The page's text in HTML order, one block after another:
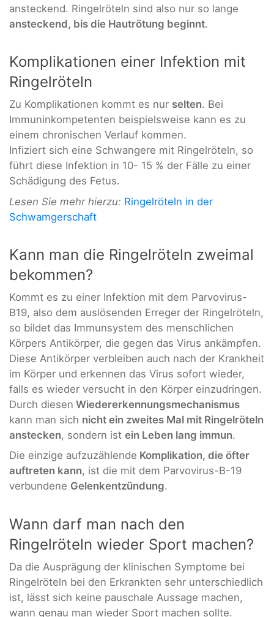
ansteckend. Ringelröteln sind also nur so lange
ansteckend, bis die Hautrötung beginnt.
Komplikationen einer Infektion mit
Ringelröteln
Zu Komplikationen kommt es nur selten. Bei
Immuninkompetenten beispielsweise kann es zu
einem chronischen Verlauf kommen.
Infiziert sich eine Schwangere mit Ringelröteln, so
führt diese Infektion in 10- 15 % der Fälle zu einer
Schädigung des Fetus.
Lesen Sie mehr hierzu: Ringelröteln in der
Schwamgerschaft
Kann man die Ringelröteln zweimal
bekommen?
Kommt es zu einer Infektion mit dem Parvovirus-
B19, also dem auslösenden Erreger der Ringelröteln,
so bildet das Immunsystem des menschlichen
Körpers Antikörper, die gegen das Virus ankämpfen.
Diese Antikörper verbleiben auch nach der Krankheit
im Körper und erkennen das Virus sofort wieder,
falls es wieder versucht in den Körper einzudringen.
Durch diesen Wiedererkennungsmechanismus
kann man sich nicht ein zweites Mal mit Ringelröteln
anstecken, sondern ist ein Leben lang immun.
Die einzige aufzuzählende Komplikation, die öfter
auftreten kann, ist die mit dem Parvovirus-B-19
verbundene Gelenkentzündung.
Wann darf man nach den
Ringelröteln wieder Sport machen?
Da die Ausprägung der klinischen Symptome bei
Ringelröteln bei den Erkrankten sehr unterschiedlich
ist, lässt sich keine pauschale Aussage machen,
wann genau man wieder Sport machen sollte.